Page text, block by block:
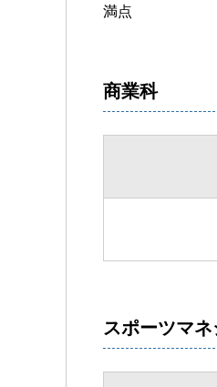
満点
商業科
スポーツマ